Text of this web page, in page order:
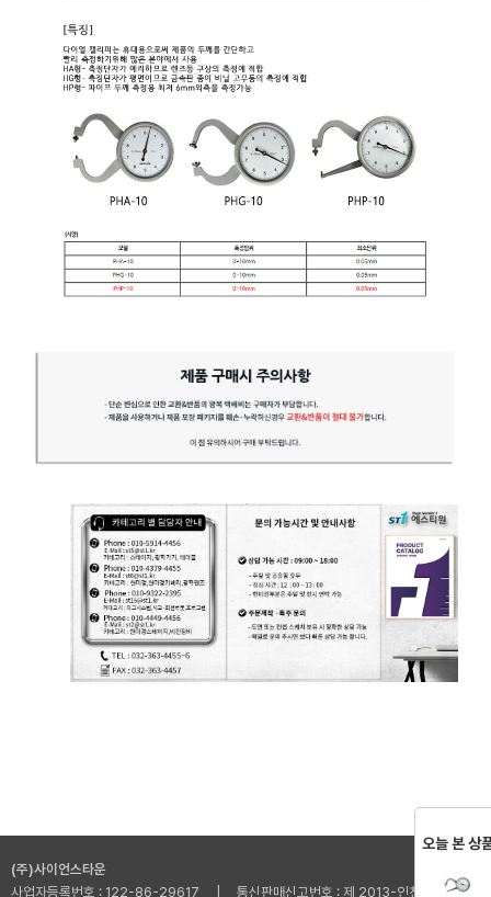
(주)사이언스타운
사업자등록번호 : 122-86-29617 | 통신판매신고번호 : 제 2013-인천부평-001
오늘 본 상